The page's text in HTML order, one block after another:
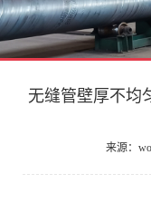
无缝管壁厚不均
来源：